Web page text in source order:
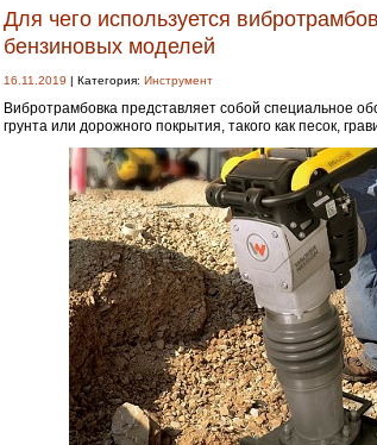
Для чего используется
бензиновых моделей
16.11.2019 | Категория: Инструмент
Вибротрамбовка представляет собой специальное
грунта или дорожного покрытия, такого как песок,